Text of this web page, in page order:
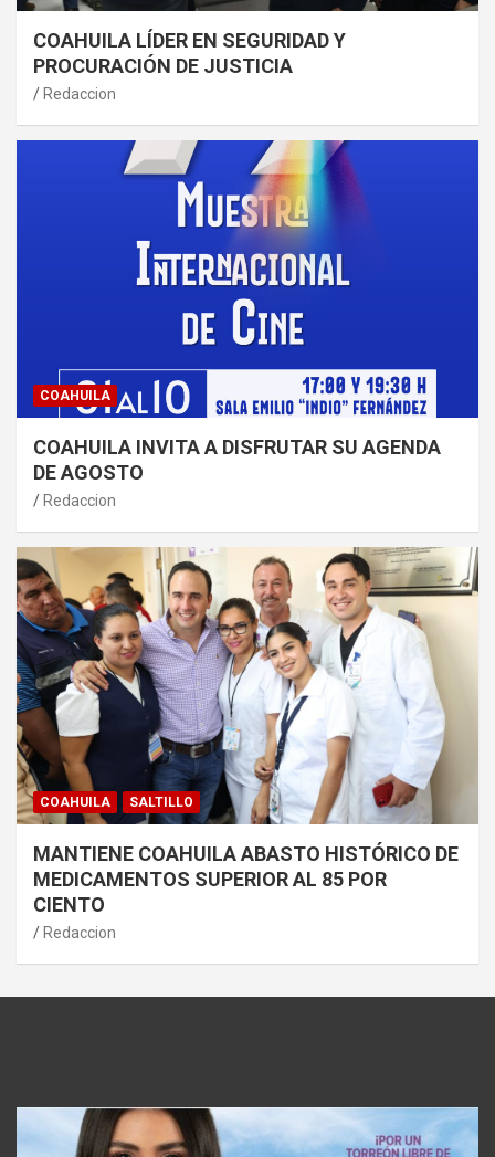
COAHUILA LÍDER EN SEGURIDAD Y
PROCURACIÓN DE JUSTICIA
Redaccion
COAHUILA
COAHUILA INVITA A DISFRUTAR SU AGENDA
DE AGOSTO
Redaccion
COAHUILA SALTILLO
MANTIENE COAHUILA ABASTO HISTÓRICO DE
MEDICAMENTOS SUPERIOR AL 85 POR
CIENTO
Redaccion